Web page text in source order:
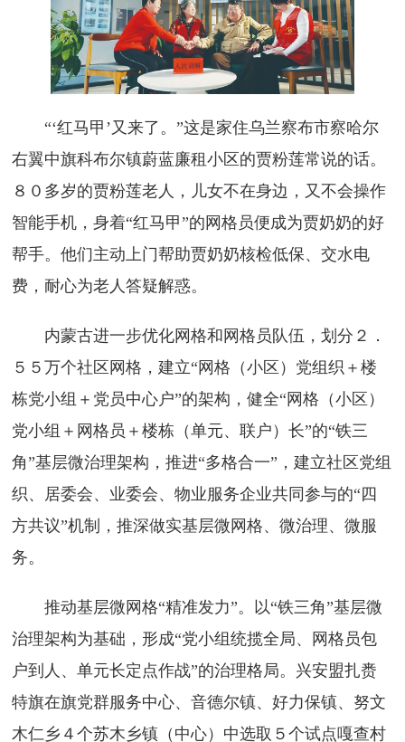
“‘红马甲’又来了。”这是家住乌兰察布市察哈尔
右翼中旗科布尔镇蔚蓝廉租小区的贾粉莲常说的话。
８０多岁的贾粉莲老人，儿女不在身边，又不会操作
智能手机，身着“红马甲”的网格员便成为贾奶奶的好
帮手。他们主动上门帮助贾奶奶核检低保、交水电
费，耐心为老人答疑解惑。
内蒙古进一步优化网格和网格员队伍，划分２．
５５万个社区网格，建立“网格（小区）党组织＋楼
栋党小组＋党员中心户”的架构，健全“网格（小区）
党小组＋网格员＋楼栋（单元、联户）长”的“铁三
角”基层微治理架构，推进“多格合一”，建立社区党组
织、居委会、业委会、物业服务企业共同参与的“四
方共议”机制，推深做实基层微网格、微治理、微服
务。
推动基层微网格“精准发力”。以“铁三角”基层微
治理架构为基础，形成“党小组统揽全局、网格员包
户到人、单元长定点作战”的治理格局。兴安盟扎赉
特旗在旗党群服务中心、音德尔镇、好力保镇、努文
木仁乡４个苏木乡镇（中心）中选取５个试点嘎查村